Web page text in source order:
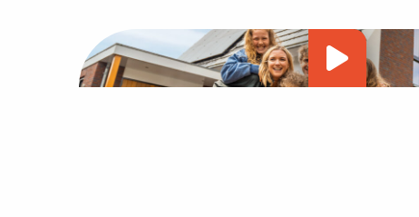
Video